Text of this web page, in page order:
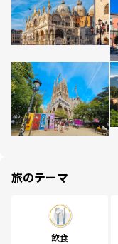
旅のテーマ
飲食